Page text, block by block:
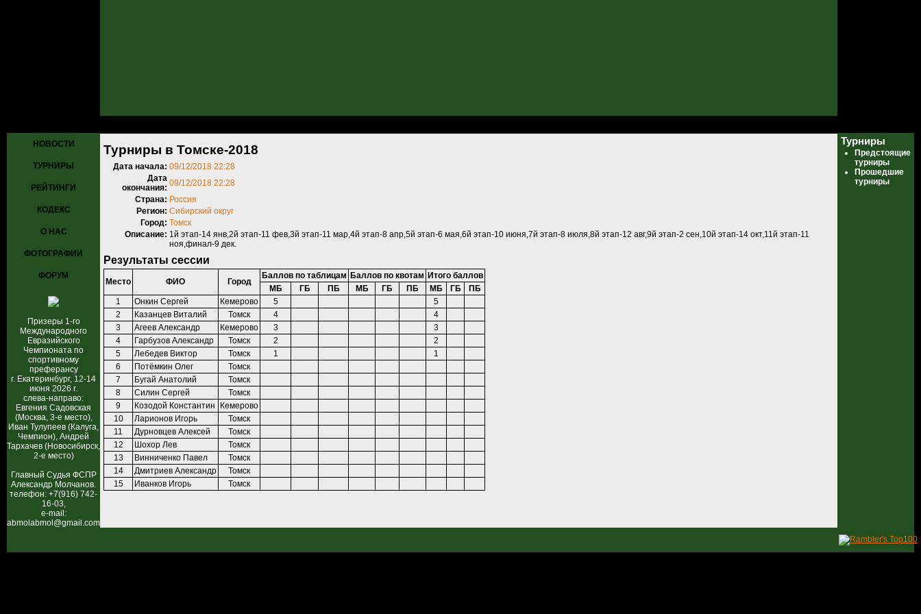
НОВОСТИ
ТУРНИРЫ
РЕЙТИНГИ
КОДЕКС
О НАС
ФОТОГРАФИИ
ФОРУМ
Призеры 1-го
Международного
Евразийского
Чемпионата по
спортивному
преферансу
г. Екатеринбург, 12-14
июня 2026 г.
слева-направо:
Евгения Садовская
(Москва, 3-е место),
Иван Тулупеев (Калуга,
Чемпион), Андрей
Тархачев (Новосибирск,
2-е место)
Главный Судья ФСПР
Александр Молчанов.
телефон: +7(916) 742-
16-03,
e-mail:
abmolabmol@gmail.com
Турниры в Томске-2018
Дата начала: 09/12/2018 22:28
Дата
окончания: 09/12/2018 22:28
Страна: Россия
Регион: Сибирский округ
Город: Томск
Описание: 1й этап-14 янв,2й этап-11 фев,3й этап-11 мар,4й этап-8 апр,5й этап-6 мая,6й этап-10 июня,7й этап-8 июля,8й этап-12 авг,9й этап-2 сен,10й этап-14 окт,11й этап-11
ноя,финал-9 дек.
Результаты сессии
Место ФИО Город
Баллов по таблицам Баллов по квотам Итого баллов
МБ
ГБ ПБ МБ ГБ ПБ МБ ГБ
ПБ
1
Онкин Сергей Кемерово 5
5
2
Казанцев Виталий Томск 4
4
3
Агеев Александр Кемерово 3
3
4
Гарбузов Александр Томск 2
2
5
Лебедев Виктор Томск 1
1
6
Потёмкин Олег
Томск
7
Бугай Анатолий
Томск
8
Силин Сергей
Томск
9
Козодой Константин
Кемерово
10
Ларионов Игорь
Томск
11
Дурновцев Алексей
Томск
12
Шохор Лев
Томск
13
Винниченко Павел
Томск
14
Дмитриев Александр
Томск
15
Иванков Игорь Томск
Турниры
Предстоящие
турниры
Прошедшие
турниры